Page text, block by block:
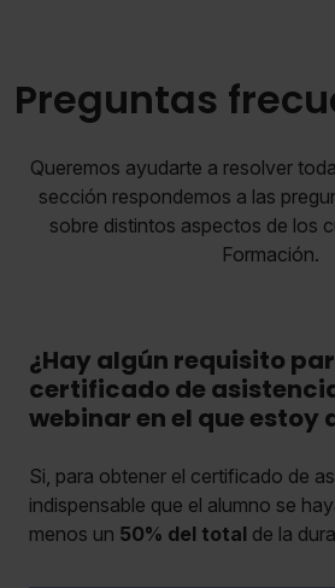
Preguntas
Queremos ayudarte a resolver
sección respondemos a las
sobre distintos aspectos de los
Formación.
¿Hay algún requisito
certificado de
webinar en el que estoy
Si, para obtener el certificado de
indispensable que el alumno se
menos un 50% del total de la